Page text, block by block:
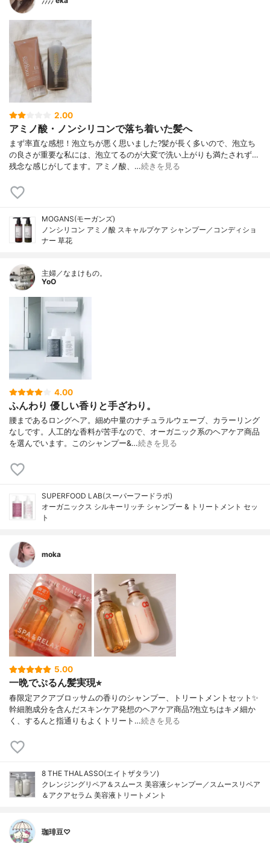
2.00
アミノ酸・ノンシリコンで落ち着いた髪へ
まず率直な感想！泡立ちが悪く思いました?髪が長く多いので、泡立ち
の良さが重要な私には、泡立てるのが大変で洗い上がりも満たされず…
残念な感じがしてます。アミノ酸、…続きを見る
MOGANS(モーガンズ)
ノンシリコン アミノ酸 スキャルプケア シャンプー／コンディショ
ナー 草花
主婦／なまけもの。
YoO
4.00
ふんわり 優しい香りと手ざわり。
腰まであるロングヘア。細め中量のナチュラルウェーブ、カラーリング
なしです。人工的な香料が苦手なので、オーガニック系のヘアケア商品
を選んでいます。このシャンプー&…続きを見る
SUPERFOOD LAB(スーパーフードラボ)
オーガニックス シルキーリッチ シャンプー & トリートメント セッ
ト
moka
5.00
一晩でぷるん髪実現⭐︎
春限定アクアブロッサムの香りのシャンプー、トリートメントセット✨
幹細胞成分を含んだスキンケア発想のヘアケア商品?泡立ちはキメ細か
く、するんと指通りもよくトリート…続きを見る
8 THE THALASSO(エイトザタラソ)
クレンジングリペア＆スムース 美容液シャンプー／スムースリペア
＆アクアセラム 美容液トリートメント
珈琲豆♡